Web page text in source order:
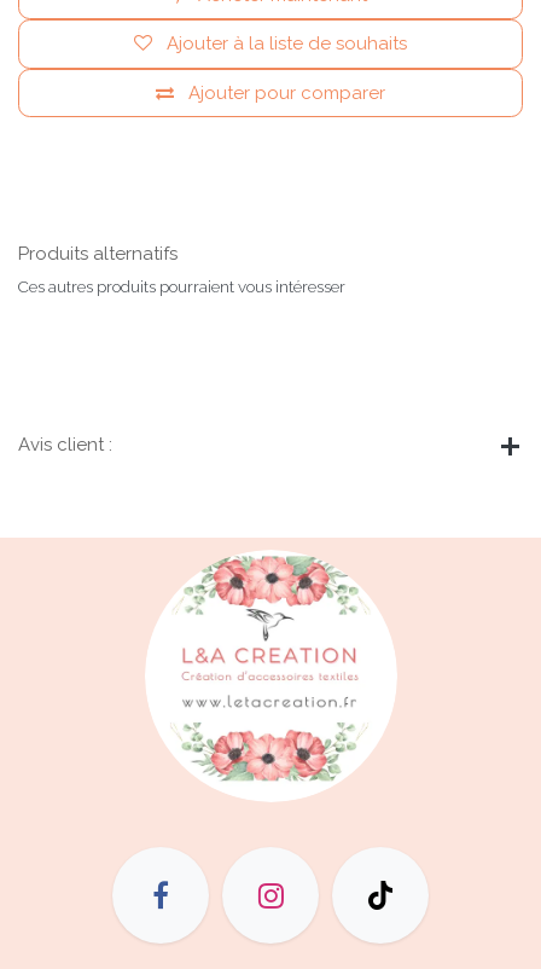
Ajouter pour comparer
Ajouter à la liste de souhaits
Produits alternatifs
Ces autres produits pourraient vous intéresser
Avis client :